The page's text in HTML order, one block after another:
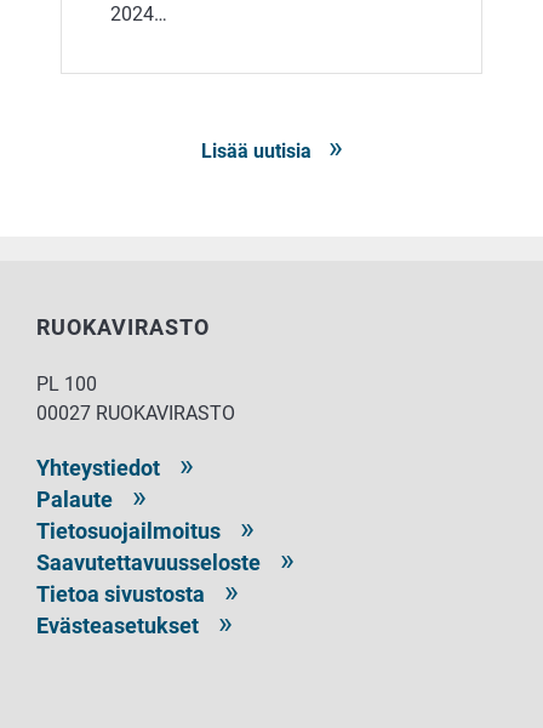
2024…
Lisää uutisia
RUOKAVIRASTO
PL 100
00027 RUOKAVIRASTO
Yhteystiedot
Palaute
Tietosuojailmoitus
Saavutettavuusseloste
Tietoa sivustosta
Evästeasetukset